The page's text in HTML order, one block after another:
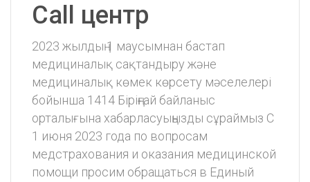
Call центр
2023 жылдың 1 маусымнан бастап
медициналық сақтандыру және
медициналық көмек көрсету мәселелері
бойынша 1414 Біріңғай байланыс
орталығына хабарласуыңызды сұраймыз С
1 июня 2023 года по вопросам
медстрахования и оказания медицинской
помощи просим обращаться в Единый